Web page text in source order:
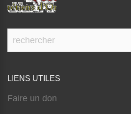
LIENS UTILES
Faire un don